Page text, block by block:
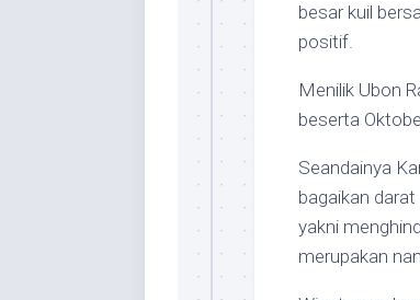
besar kuil
positif.
Menilik Ubon
beserta
Seandainya
bagaikan
yakni
merupakan